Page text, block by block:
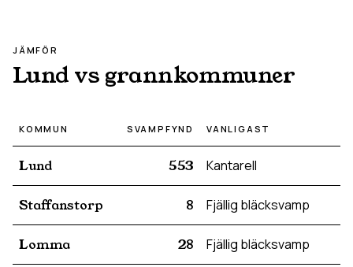
JÄMFÖR
Lund vs grannkommuner
KOMMUN SVAMPFYND VANLIGAST
Lund 553 Kantarell
Staffanstorp 8 Fjällig bläcksvamp
Lomma 28 Fjällig bläcksvamp